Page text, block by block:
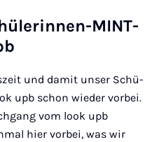
MINT-
und damit unser Schü­
upb schon wieder vorbei.
vom look upb
hier vorbei, was wir